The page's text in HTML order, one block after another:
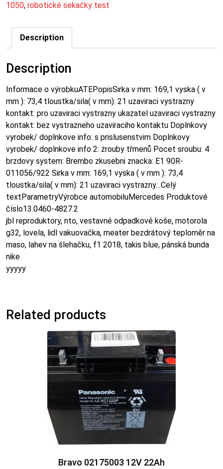
1050, robotické sekačky test
Description
Description
Informace o výrobkuATEPopisSirka v mm: 169,1 vyska ( v
mm ): 73,4 tloustka/sila( v mm): 21 uzaviraci vystrazny
kontakt: pro uzaviraci vystrazny ukazatel uzaviraci vystrazny
kontakt: bez vystrazneho uzaviraciho kontaktu Doplnkovy
vyrobek/ doplnkove info: s prislusenstvim Doplnkovy
vyrobek/ doplnkove info 2: żrouby třmenů Pocet sroubu: 4
brzdovy system: Brembo zkusebni znacka: E1 90R-
011056/922 Sirka v mm: 169,1 vyska ( v mm ): 73,4
tloustka/sila( v mm): 21 uzaviraci vystrazny…Celý
textParametryVýrobce automobiluMercedes Produktové
číslo13.0460-4827.2
jbl reproduktory, nto, vestavné odpadkové koše, motorola
g32, lovela, lidl vakuovačka, meater bezdrátový teploměr na
maso, lahev na šlehačku, f1 2018, takis blue, pánská bunda
nike
yyyyy
Related products
Bravo 02175003 12V 22Ah